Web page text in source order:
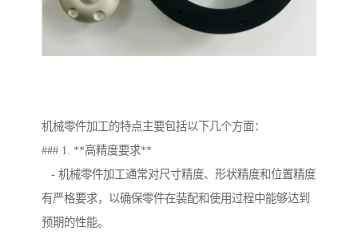
机械零件加工的特点主要包括以下几个方面：
### 1. **高精度要求**
- 机械零件加工通常对尺寸精度、形状精度和位置精度
有严格要求，以确保零件在装配和使用过程中能够达到
预期的性能。